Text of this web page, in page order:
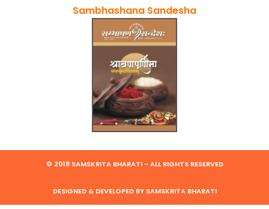
Sambhashana Sandesha
© 2018 SAMSKRITA BHARATI - ALL RIGHTS RESERVED
DESIGNED & DEVELOPED BY SAMSKRITA BHARATI